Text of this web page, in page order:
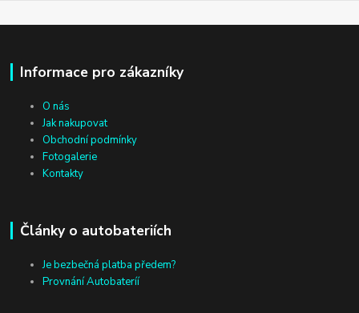
Informace pro zákazníky
O nás
Jak nakupovat
Obchodní podmínky
Fotogalerie
Kontakty
Články o autobateriích
Je bezbečná platba předem?
Provnání Autobateríí